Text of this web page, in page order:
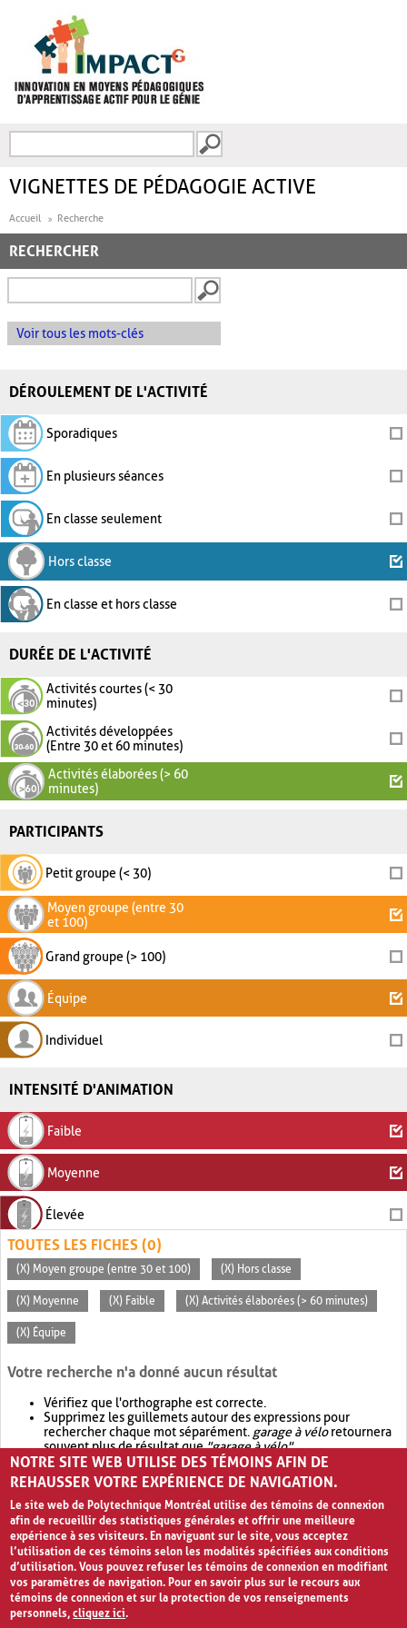
FORMULAIRE DE
VIGNETTES DE PÉDAGOGIE ACTIVE
Accueil Recherche
RECHERCHER
Voir tous les mots-clés
DÉROULEMENT DE L'ACTIVITÉ
Sporadiques
En plusieurs séances
En classe seulement
Hors classe
En classe et hors classe
DURÉE DE L'ACTIVITÉ
Activités courtes (< 30
minutes)
Activités développées
(Entre 30 et 60 minutes)
Activités élaborées (> 60
minutes)
PARTICIPANTS
Petit groupe (< 30)
Moyen groupe (entre 30
et 100)
Grand groupe (> 100)
Équipe
Individuel
INTENSITÉ D'ANIMATION
Faible
Moyenne
Élevée
TOUTES LES FICHES (0)
(X) Moyen groupe (entre 30 et 100) (X) Hors classe
(X) Moyenne (X) Faible (X) Activités élaborées (> 60 minutes)
(X) Équipe
Votre recherche n'a donné aucun résultat
Vérifiez que l'orthographe est correcte.
Supprimez les guillemets autour des expressions pour
rechercher chaque mot séparément. garage à véloretournera
souvent plus de résultat que"garage à vélo".
Envisagez d'élargir votre recherche avec OR.garage OR vélo
retournera souvent plus de résultat quegarage à vélo
NOTRE SITE WEB UTILISE DES TÉMOINS AFIN DE
REHAUSSER VOTRE EXPÉRIENCE DE NAVIGATION.
Le site web de Polytechnique Montréal utilise des témoins de connexion
afin de recueillir des statistiques générales et offrir une meilleure
expérience à ses visiteurs. En naviguant sur le site, vous acceptez
l’utilisation de ces témoins selon les modalités spécifiées aux conditions
d’utilisation. Vous pouvez refuser les témoins de connexion en modifiant
vos paramètres de navigation. Pour en savoir plus sur le recours aux
témoins de connexion et sur la protection de vos renseignements
personnels,cliquez ici.